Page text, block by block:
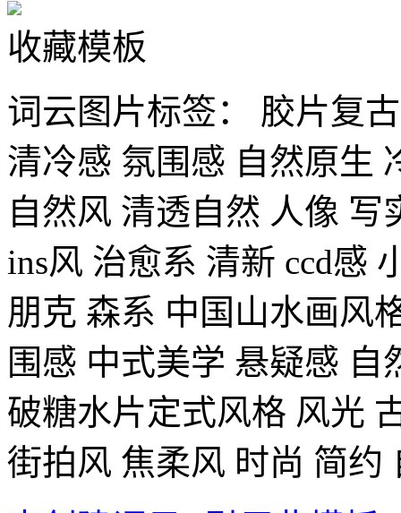
收藏模板
词云图片标签： 胶片复古
清冷感 氛围感 自然原生
自然风 清透自然 人像 写
ins风 治愈系 清新 ccd感
朋克 森系 中国山水画风
围感 中式美学 悬疑感 自
破糖水片定式风格 风光
街拍风 焦柔风 时尚 简约